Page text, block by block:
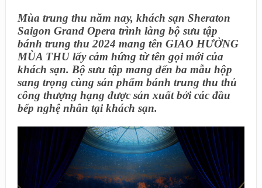
Mùa trung thu năm nay, khách sạn Sheraton
Saigon Grand Opera trình làng bộ sưu tập
bánh trung thu 2024 mang tên GIAO HƯỞNG
MÙA THU lấy cảm hứng từ tên gọi mới của
khách sạn. Bộ sưu tập mang đến ba mẫu hộp
sang trọng cùng sản phẩm bánh trung thu thủ
công thượng hạng được sản xuất bởi các đầu
bếp nghệ nhân tại khách sạn.